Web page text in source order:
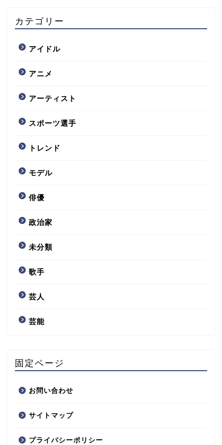
カテゴリー
アイドル
アニメ
アーティスト
スポーツ選手
トレンド
モデル
俳優
政治家
未分類
歌手
芸人
芸能
固定ページ
お問い合わせ
サイトマップ
プライバシーポリシー